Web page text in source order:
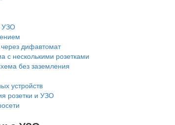
УЗО
дифавтомат
с несколькими розетками
без заземления
устройств
розетки и УЗО